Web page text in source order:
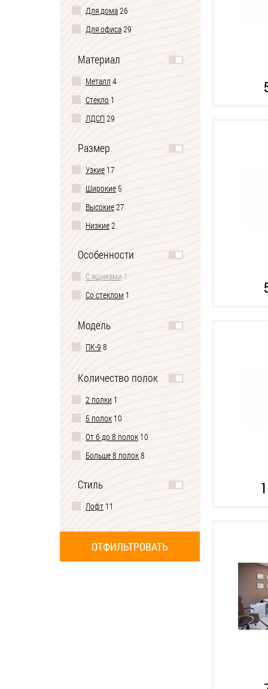
Пристенные
Без задней стенки
Для дома26
Для офиса29
Материал
Металл 4
Стекло 1
ЛДСП29
Размер
Узкие 17
Широкие 5
Высокие27
Низкие2
Особенности
С ящиками 1
Со стеклом 1
Модель
ПК-9 8
Количество полок
2 полки 1
5 полок 10
От 6 до 8 полок 10
Больше 8 полок8
Стиль
Лофт 11